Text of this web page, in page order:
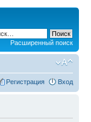
Расширенный поиск
Регистрация Вход